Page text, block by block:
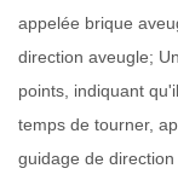
appelée brique
direction aveugle;
points, indiquant
temps de tourner,
guidage de